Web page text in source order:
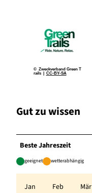
© Zweckverband Green T
rails | CC-BY-SA
Gut zu wissen
Beste Jahreszeit
geeignet wetterabhängig
Jan Feb Mär